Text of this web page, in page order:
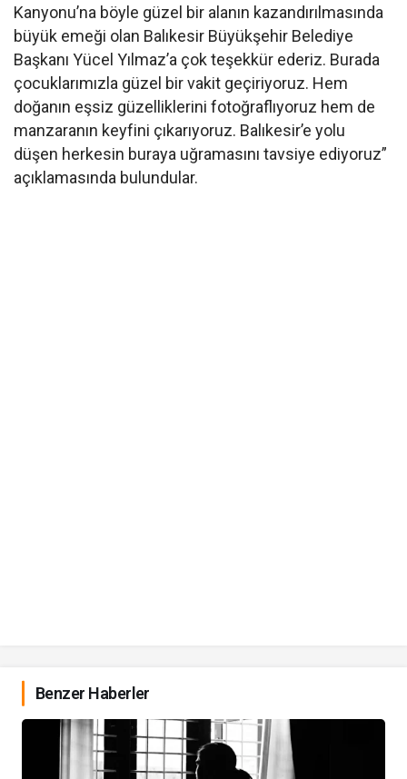
Kanyonu’na böyle güzel bir alanın kazandırılmasında
büyük emeği olan Balıkesir Büyükşehir Belediye
Başkanı Yücel Yılmaz’a çok teşekkür ederiz. Burada
çocuklarımızla güzel bir vakit geçiriyoruz. Hem
doğanın eşsiz güzelliklerini fotoğraflıyoruz hem de
manzaranın keyfini çıkarıyoruz. Balıkesir’e yolu
düşen herkesin buraya uğramasını tavsiye ediyoruz”
açıklamasında bulundular.
Benzer Haberler